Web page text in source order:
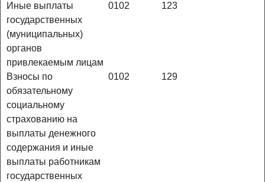
Иные выплаты
государственных
(муниципальных)
органов
привлекаемым лицам
0102 123
Взносы по
обязательному
социальному
страхованию на
выплаты денежного
содержания и иные
выплаты работникам
государственных
0102 129